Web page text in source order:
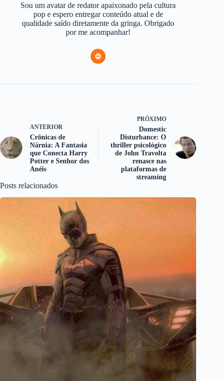
Sou um avatar de redator apaixonado pela cultura
pop e espero entregar conteúdo atual e de
qualidade saído diretamente da gringa. Obrigado
por me acompanhar!
ANTERIOR
Crônicas de
Nárnia: A Fantasia
que Conecta Harry
Potter e Senhor dos
Anéis
PRÓXIMO
Domestic
Disturbance: O
thriller psicológico
de John Travolta
renasce nas
plataformas de
streaming
Posts relacionados